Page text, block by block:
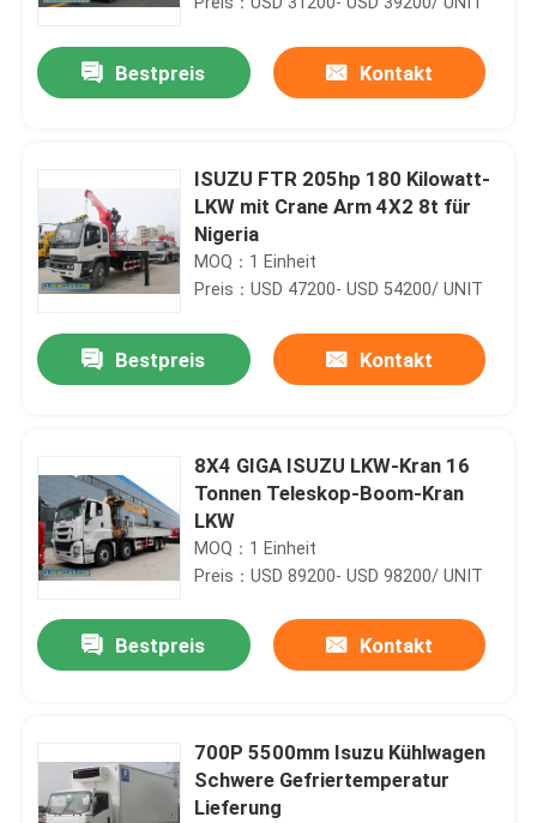
Bestpreis Kontakt
ISUZU FTR 205hp 180 Kilowatt-
LKW mit Crane Arm 4X2 8t für
Nigeria
MOQ：1 Einheit
Preis：USD 47200- USD 54200/ UNIT
Bestpreis Kontakt
8X4 GIGA ISUZU LKW-Kran 16
Tonnen Teleskop-Boom-Kran
LKW
MOQ：1 Einheit
Preis：USD 89200- USD 98200/ UNIT
Bestpreis Kontakt
700P 5500mm Isuzu Kühlwagen
Schwere Gefriertemperatur
Lieferung